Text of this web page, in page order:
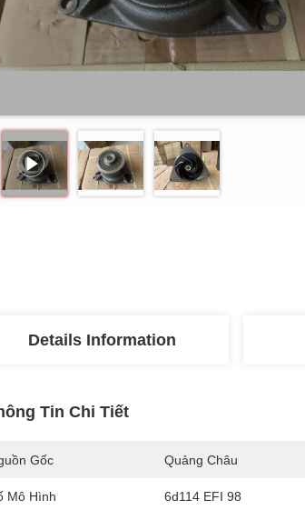
Details Information
Tin Chi Tiết
Gốc Quảng Châu
Mô Hình 6d114 EFI 98